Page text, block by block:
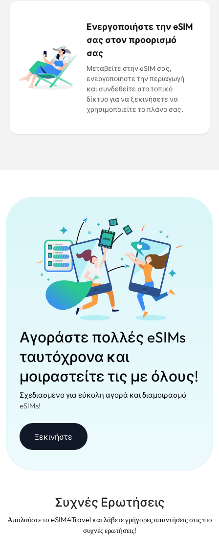
Ενεργοποιήστε την eSIM
σας στον προορισμό
σας
Μεταβείτε στην eSIM σας,
ενεργοποιήστε την περιαγωγή
και συνδεθείτε στο τοπικό
δίκτυο για να ξεκινήσετε να
χρησιμοποιείτε το πλάνο σας.
Αγοράστε πολλές eSIMs
ταυτόχρονα και
μοιραστείτε τις με όλους!
Σχεδιασμένο για εύκολη αγορά και διαμοιρασμό
eSIMs!
Ξεκινήστε
Συχνές Ερωτήσεις
Απολαύστε το eSIM4Travel και λάβετε γρήγορες απαντήσεις στις πιο
συχνές ερωτήσεις!